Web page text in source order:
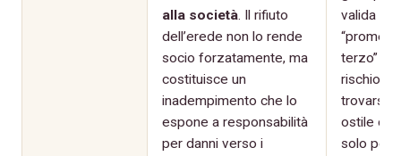
alla società. Il rifiuto
dell’erede non lo rende
socio forzatamente, ma
costituisce un
inadempimento che lo
espone a responsabilità
per danni verso i
valida
terzo”
rischio
trovarsi
ostile
solo per